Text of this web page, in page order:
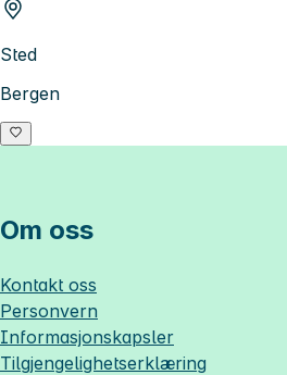
Sted
Bergen
Om oss
Kontakt oss
Personvern
Informasjonskapsler
Tilgjengelighetserklæring